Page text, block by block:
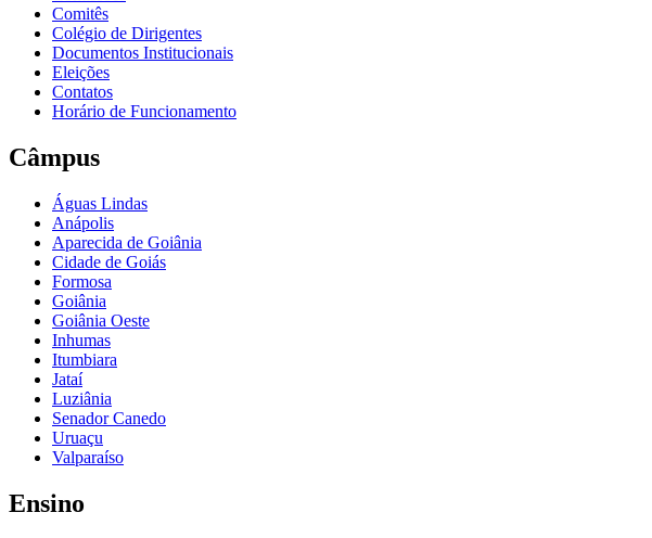
Comitês
Colégio de Dirigentes
Documentos Institucionais
Eleições
Contatos
Horário de Funcionamento
Câmpus
Águas Lindas
Anápolis
Aparecida de Goiânia
Cidade de Goiás
Formosa
Goiânia
Goiânia Oeste
Inhumas
Itumbiara
Jataí
Luziânia
Senador Canedo
Uruaçu
Valparaíso
Ensino